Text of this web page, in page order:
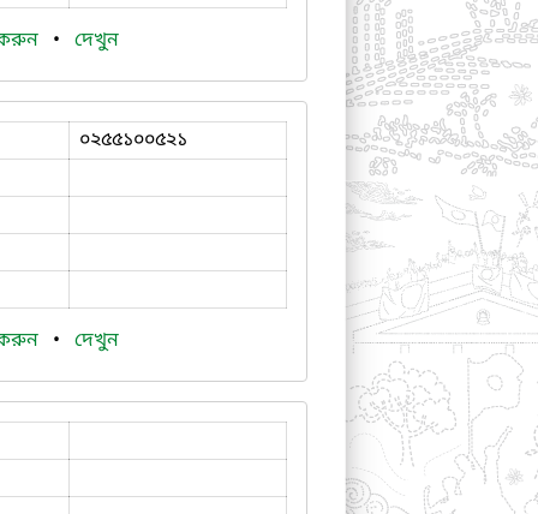
করুন • দেখুন
০২৫৫১০০৫২১
করুন • দেখুন